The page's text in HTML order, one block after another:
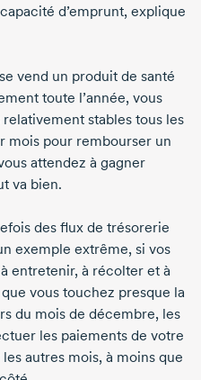
d’emprunt, explique
vend un produit de santé
toute l’année, vous
stables tous les
mois pour rembourser un
attendez à gagner
va bien.
des flux de trésorerie
exemple extrême, si vos
entretenir, à récolter et à
vous touchez presque la
du mois de décembre, les
les paiements de votre
autres mois, à moins que